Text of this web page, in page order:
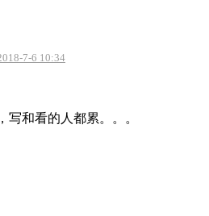
7-6 10:34
写和看的人都累。。。